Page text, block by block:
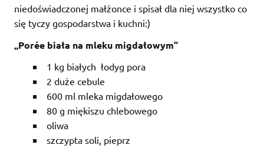
niedoświadczonej małżonce i spisał dla niej wszystko co
się tyczy gospodarstwa i kuchni:)
„Porée biała na mleku migdałowym”
1 kg białych łodyg pora
2 duże cebule
600 ml mleka migdałowego
80 g miękiszu chlebowego
oliwa
szczypta soli, pieprz